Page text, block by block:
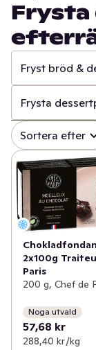
Frysta
Fryst bröd &
✓ Alla (896)
✓ Fryst kött,
✓ Fryst fågel
✓ Fryst fisk &
✓ Fryst
✓ Fryst potatis
✓ Fryst
✓ Frysta
✓ Fryst frukt &
Frysta
✓ Alla (68)
✓ Fryst bröd
✓ Frysta
✓ Frysta tårtor
✓ Frysta bullar
✓ Fryst deg (4)
Sortera efter
2x100g
Paris
200 g, Chef de
Noga utvald
57,68 kr
288,40 kr /kg